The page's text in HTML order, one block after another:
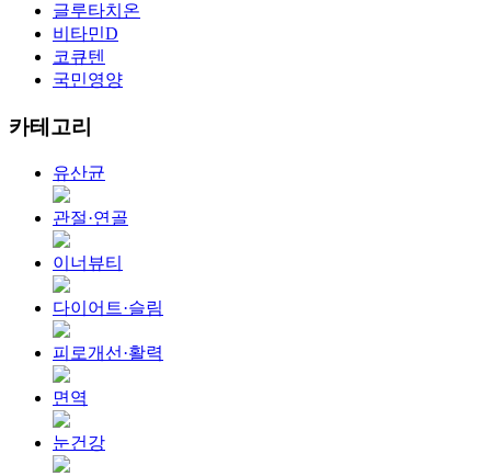
글루타치온
비타민D
코큐텐
국민영양
카테고리
유산균
관절·연골
이너뷰티
다이어트·슬림
피로개선·활력
면역
눈건강